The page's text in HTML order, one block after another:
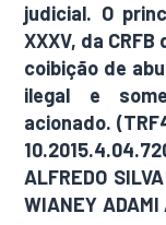
judicial. O
XXXV, da
coibição de
ilegal e
acionado.
ALFREDO
WIANEY ADAMI